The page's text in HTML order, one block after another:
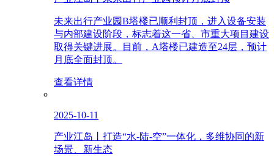
未来出行产业园B塔楼已顺利封顶，进入设备安装
与内部建设阶段，标志着这一省、市重大项目建设
取得关键进展。目前，A塔楼已建造至24层，预计
月底全面封顶。
查看详情
2025-10-11
产业江岛丨打造“水-陆-空”一体化，多维协同的新
场景、新生态